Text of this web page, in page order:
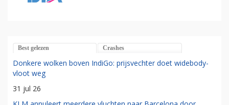
Best gelezen Crashes
Donkere wolken boven IndiGo: prijsvechter doet widebody-
vloot weg
31 jul 26